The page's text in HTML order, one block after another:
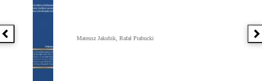
Poprzednia książka Mateusz Jakubik, Rafał Prabucki